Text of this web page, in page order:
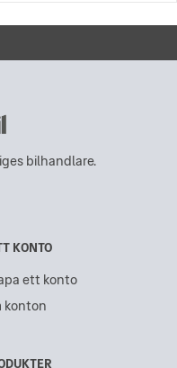
bilhandlare.
KONTO
ett konto
konton